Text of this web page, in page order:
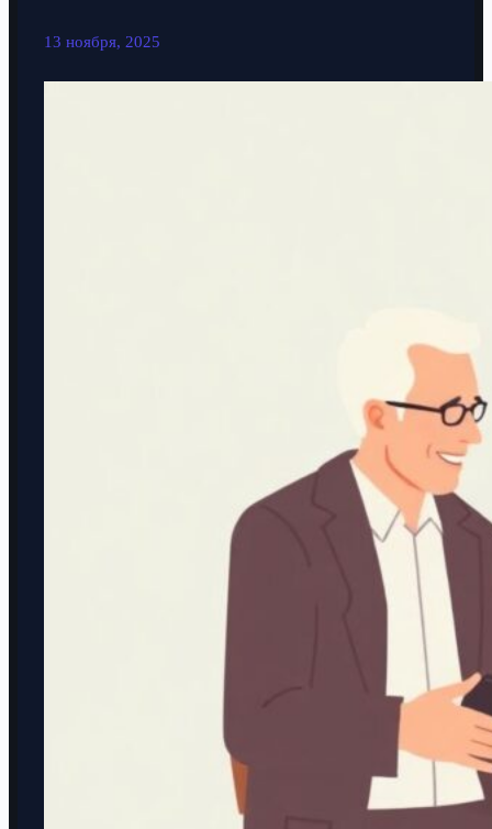
13 ноября, 2025